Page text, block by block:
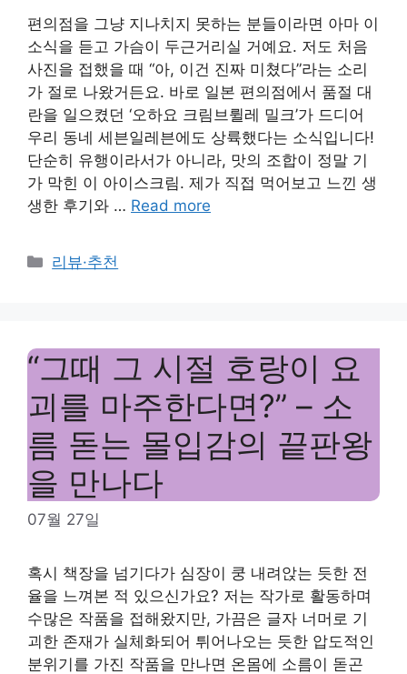
편의점을 그냥 지나치지 못하는 분들이라면 아마 이
소식을 듣고 가슴이 두근거리실 거예요. 저도 처음
사진을 접했을 때 “아, 이건 진짜 미쳤다”라는 소리
가 절로 나왔거든요. 바로 일본 편의점에서 품절 대
란을 일으켰던 ‘오하요 크림브륄레 밀크’가 드디어
우리 동네 세븐일레븐에도 상륙했다는 소식입니다!
단순히 유행이라서가 아니라, 맛의 조합이 정말 기
가 막힌 이 아이스크림. 제가 직접 먹어보고 느낀 생
생한 후기와 … Read more
Categories
리뷰·추천
“그때 그 시절 호랑이 요
괴를 마주한다면?” – 소
름 돋는 몰입감의 끝판왕
을 만나다
07월 27일
혹시 책장을 넘기다가 심장이 쿵 내려앉는 듯한 전
율을 느껴본 적 있으신가요? 저는 작가로 활동하며
수많은 작품을 접해왔지만, 가끔은 글자 너머로 기
괴한 존재가 실체화되어 튀어나오는 듯한 압도적인
분위기를 가진 작품을 만나면 온몸에 소름이 돋곤